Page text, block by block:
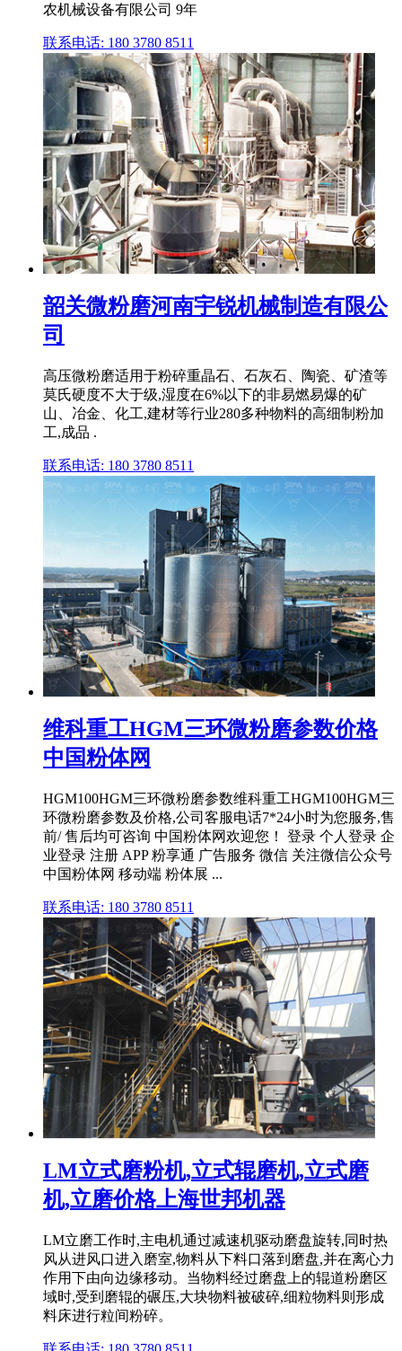
农机械设备有限公司 9年
联系电话: 180 3780 8511
韶关微粉磨河南宇锐机械制造有限公
司
高压微粉磨适用于粉碎重晶石、石灰石、陶瓷、矿渣等
莫氏硬度不大于级,湿度在6%以下的非易燃易爆的矿
山、冶金、化工,建材等行业280多种物料的高细制粉加
工,成品 .
联系电话: 180 3780 8511
维科重工HGM三环微粉磨参数价格
中国粉体网
HGM100HGM三环微粉磨参数维科重工HGM100HGM三
环微粉磨参数及价格,公司客服电话7*24小时为您服务,售
前/ 售后均可咨询 中国粉体网欢迎您！ 登录 个人登录 企
业登录 注册 APP 粉享通 广告服务 微信 关注微信公众号
中国粉体网 移动端 粉体展 ...
联系电话: 180 3780 8511
LM立式磨粉机,立式辊磨机,立式磨
机,立磨价格上海世邦机器
LM立磨工作时,主电机通过减速机驱动磨盘旋转,同时热
风从进风口进入磨室,物料从下料口落到磨盘,并在离心力
作用下由向边缘移动。当物料经过磨盘上的辊道粉磨区
域时,受到磨辊的碾压,大块物料被破碎,细粒物料则形成
料床进行粒间粉碎。